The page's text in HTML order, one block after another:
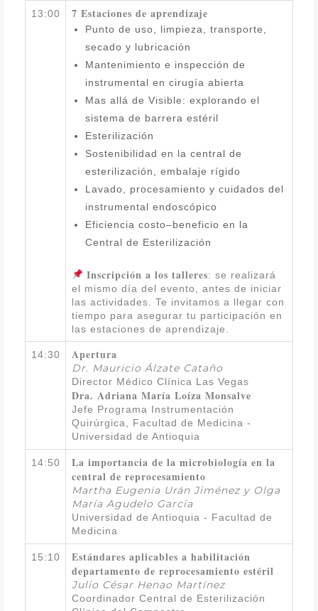
13:00 7 Estaciones de aprendizaje
Punto de uso, limpieza, transporte,
secado y lubricación
Mantenimiento e inspección de
instrumental en cirugía abierta
Mas allá de Visible: explorando el
sistema de barrera estéril
Esterilización
Sostenibilidad en la central de
esterilización, embalaje rígido
Lavado, procesamiento y cuidados del
instrumental endoscópico
Eficiencia costo–beneficio en la
Central de Esterilización
Inscripción a los talleres: se realizará
el mismo día del evento, antes de iniciar
las actividades. Te invitamos a llegar con
tiempo para asegurar tu participación en
las estaciones de aprendizaje.
14:30 Apertura
Dr. Mauricio Álzate Cataño
Director Médico Clínica Las Vegas
Dra. Adriana María Loíza Monsalve
Jefe Programa Instrumentación
Quirúrgica, Facultad de Medicina -
Universidad de Antioquia
14:50
La importancia de la microbiología en la
central de reprocesamiento
Martha Eugenia Urán Jiménez y Olga
María Agudelo García
Universidad de Antioquia - Facultad de
Medicina
15:10
Estándares aplicables a habilitación
departamento de reprocesamiento estéril
Julio César Henao Martínez
Coordinador Central de Esterilización